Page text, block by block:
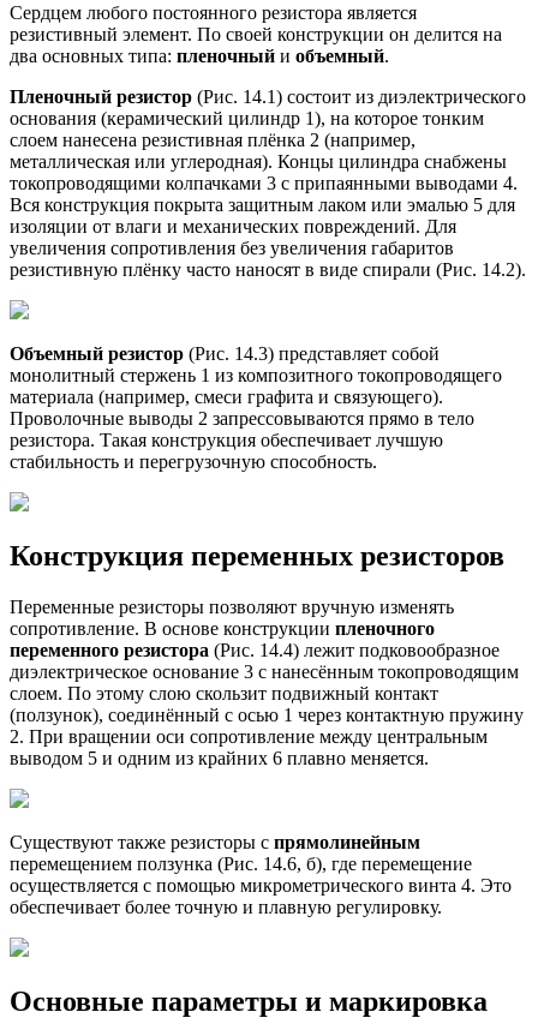
Сердцем любого постоянного резистора является
резистивный элемент. По своей конструкции он делится на
два основных типа: пленочный и объемный.
Пленочный резистор (Рис. 14.1) состоит из диэлектрического
основания (керамический цилиндр 1), на которое тонким
слоем нанесена резистивная плёнка 2 (например,
металлическая или углеродная). Концы цилиндра снабжены
токопроводящими колпачками 3 с припаянными выводами 4.
Вся конструкция покрыта защитным лаком или эмалью 5 для
изоляции от влаги и механических повреждений. Для
увеличения сопротивления без увеличения габаритов
резистивную плёнку часто наносят в виде спирали (Рис. 14.2).
Объемный резистор (Рис. 14.3) представляет собой
монолитный стержень 1 из композитного токопроводящего
материала (например, смеси графита и связующего).
Проволочные выводы 2 запрессовываются прямо в тело
резистора. Такая конструкция обеспечивает лучшую
стабильность и перегрузочную способность.
Конструкция переменных резисторов
Переменные резисторы позволяют вручную изменять
сопротивление. В основе конструкции пленочного
переменного резистора (Рис. 14.4) лежит подковообразное
диэлектрическое основание 3 с нанесённым токопроводящим
слоем. По этому слою скользит подвижный контакт
(ползунок), соединённый с осью 1 через контактную пружину
2. При вращении оси сопротивление между центральным
выводом 5 и одним из крайних 6 плавно меняется.
Существуют также резисторы с прямолинейным
перемещением ползунка (Рис. 14.6, б), где перемещение
осуществляется с помощью микрометрического винта 4. Это
обеспечивает более точную и плавную регулировку.
Основные параметры и маркировка